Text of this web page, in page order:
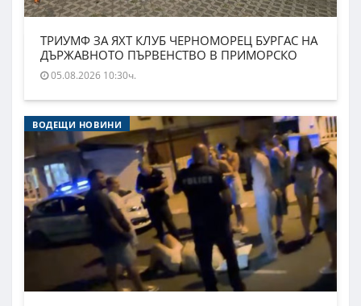
ТРИУМФ ЗА ЯХТ КЛУБ ЧЕРНОМОРЕЦ БУРГАС НА
ДЪРЖАВНОТО ПЪРВЕНСТВО В ПРИМОРСКО
05.08.2026 10:30ч.
ВОДЕЩИ НОВИНИ